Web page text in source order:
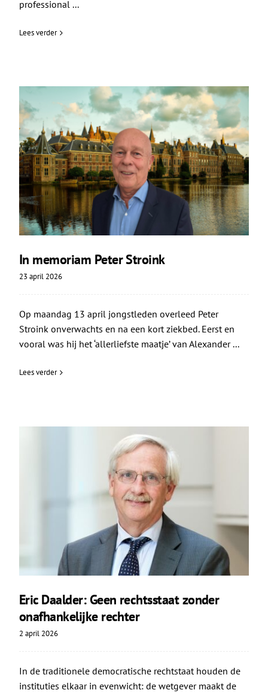
professional ...
Lees verder
In memoriam Peter Stroink
23 april 2026
Op maandag 13 april jongstleden overleed Peter
Stroink onverwachts en na een kort ziekbed. Eerst en
vooral was hij het ‘allerliefste maatje’ van Alexander ...
Lees verder
Eric Daalder: Geen rechtsstaat zonder
onafhankelijke rechter
2 april 2026
In de traditionele democratische rechtstaat houden de
instituties elkaar in evenwicht: de wetgever maakt de